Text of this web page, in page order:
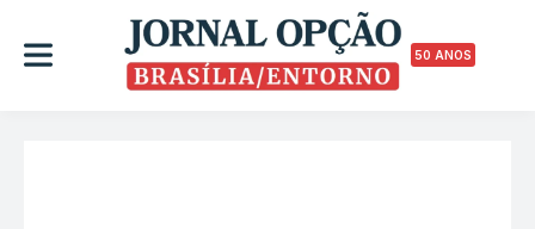
50 ANOS